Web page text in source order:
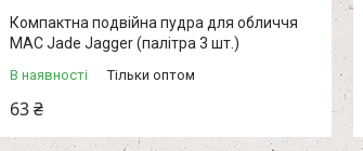
Компактна подвійна пудра для обличчя
MAC Jade Jagger (палітра 3 шт.)
В наявності Тільки оптом
63 ₴